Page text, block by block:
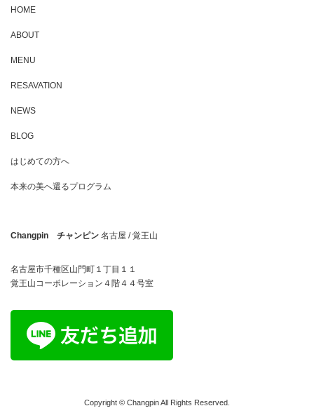
HOME
ABOUT
MENU
RESAVATION
NEWS
BLOG
はじめての方へ
本来の美へ還るプログラム
Changpin チャンピン 名古屋 / 覚王山
名古屋市千種区山門町１丁目１１
覚王山コーポレーション４階４４号室
Copyright © Changpin All Rights Reserved.